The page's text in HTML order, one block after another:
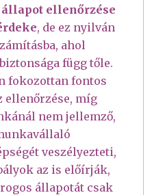
ellenőrzése
, de ez nyilván
ahol
függ tőle.
fokozottan fontos
ellenőrzése, míg
nem jellemző,
veszélyezteti,
az is előírják,
állapotát csak